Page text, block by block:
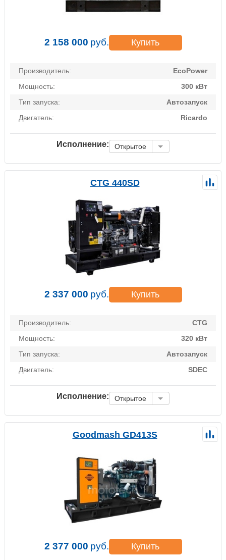
2 158 000 руб. Купить
Производитель:
EcoPower
Мощность:
300 кВт
Тип запуска:
Автозапуск
Двигатель:
Ricardo
Исполнение: Открытое
CTG 440SD
2 337 000 руб. Купить
Производитель:
CTG
Мощность:
320 кВт
Тип запуска:
Автозапуск
Двигатель:
SDEC
Исполнение: Открытое
Goodmash GD413S
2 377 000 руб. Купить